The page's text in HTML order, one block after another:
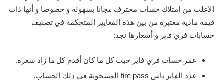
الأغلب من إمتلاك حساب محترف مجانا بسهولة و خصوصا و أنها ذات
قيمة مادية معتبرة من بين هذه المعايير المتحكمة في تصنيف
حسابات فري فاير و أسعارها نجد:
عمر حساب فري فاير حيث كل ما كان أقدم كل ما زاد سعره.
عدد الفاير باس fire pass المشحونة في ذلك الحساب.